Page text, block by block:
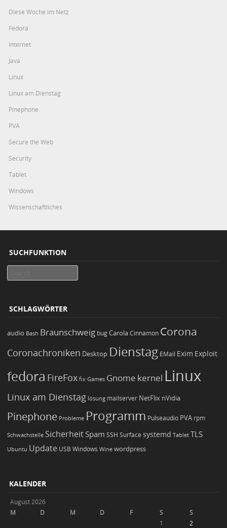
Diese Woche im Netz
Fedora
Internet
Java
Linux
Linux am Dienstag
Pinephone
PVA
Secure the Web
Security
Tablet
Windows
Wissenschaftliches
SUCHFUNKTION
SCHLAGWÖRTER
audio Bash Braunschweig bugCarola Cinnamon Corona
Coronachroniken Desktop Dienstag EMail Exim Exploit
fedora FireFox fix Games Gnome kernel Linux
Linux am Dienstag lösung mailserver NetFlix nVidia
Pinephone Probleme Programm Pulseaudio PVA rpm
Schwachstelle Sicherheit Spam SSH Surface systemd Tablet TLS
Ubuntu Update USB Windows Wine wordpress
KALENDER
August 2026
M
D M D F S
S
1
2